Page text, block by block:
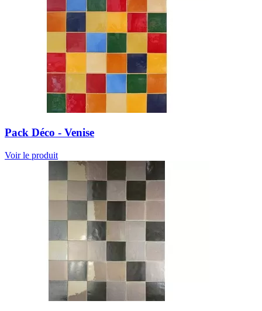
Pack Déco - Venise
Voir le produit